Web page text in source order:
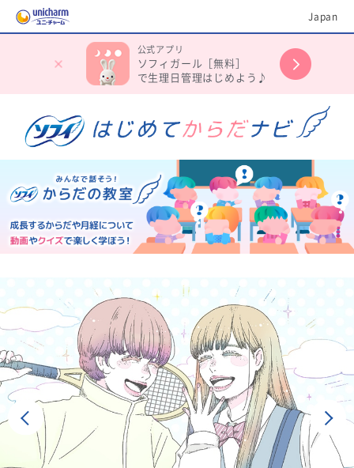
Japan
公式アプリ
ソフィガール［無料］
で生理日管理はじめよう♪
前へ 次へ